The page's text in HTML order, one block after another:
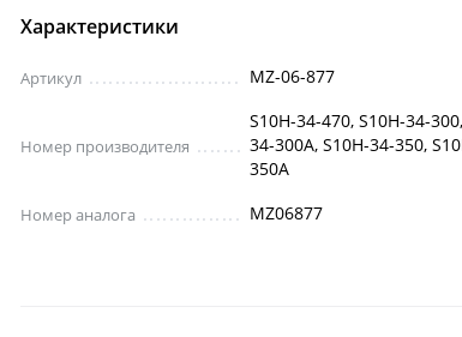
Характеристики
Артикул MZ-06-877
Номер производителя
S10H-34-470, S10H-34-
34-300A, S10H-34-350,
350A
Номер аналога MZ06877